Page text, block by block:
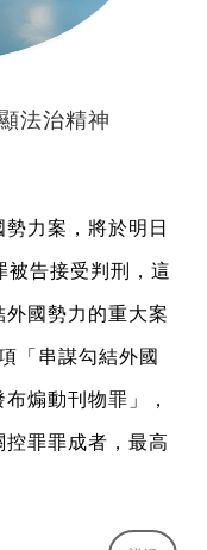
法治精神
力案，將於明日
被告接受判刑，這
國勢力的重大案
「串謀勾結外國
煽動刊物罪」，
罪罪成者，最高